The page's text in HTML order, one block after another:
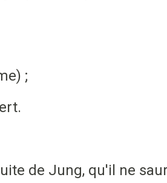
;
de Jung, qu'il ne